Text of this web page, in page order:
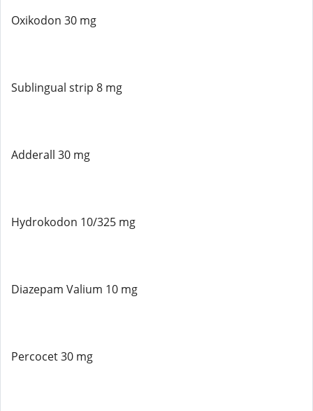
Oxikodon 30 mg
Sublingual strip 8 mg
Adderall 30 mg
Hydrokodon 10/325 mg
Diazepam Valium 10 mg
Percocet 30 mg